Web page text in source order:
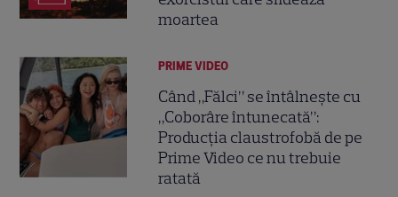
moartea
PRIME VIDEO
Când „Fălci” se întâlnește cu
„Coborâre întunecată”:
Producția claustrofobă de pe
Prime Video ce nu trebuie
ratată